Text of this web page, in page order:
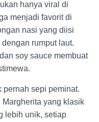
hanya viral di
menjadi favorit di
nasi yang diisi
rumput laut.
soy sauce membuat
pernah sepi peminat.
yang klasik
lebih unik, setiap